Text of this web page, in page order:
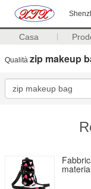
Casa
Qualità zip makeup